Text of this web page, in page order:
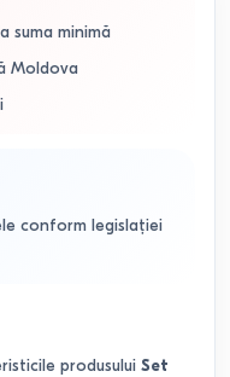
suma minimă
Moldova
conform legislației
produsului Set